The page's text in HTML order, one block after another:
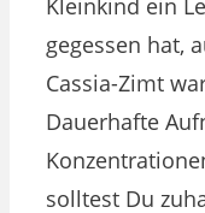
gegessen hat,
Cassia-Zimt
Dauerhafte
solltest Du